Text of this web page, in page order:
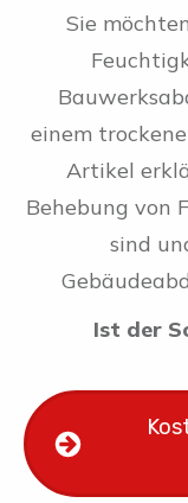
Sie
einem
Artikel
Behebung von
sind
Ist der